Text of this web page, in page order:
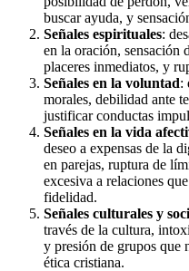
buscar ayuda, y
Señales espirituales:
en la oración, sensación
placeres inmediatos, y
Señales en la voluntad:
morales, debilidad ante
justificar conductas
Señales en la vida
deseo a expensas de la
en parejas, ruptura de
excesiva a relaciones
fidelidad.
Señales culturales y
través de la cultura,
y presión de grupos que
ética cristiana.